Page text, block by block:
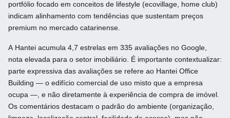
portfólio focado em conceitos de lifestyle (ecovillage, home club)
indicam alinhamento com tendências que sustentam preços
premium no mercado catarinense.
A Hantei acumula 4,7 estrelas em 335 avaliações no Google,
nota elevada para o setor imobiliário. É importante contextualizar:
parte expressiva das avaliações se refere ao Hantei Office
Building — o edifício comercial de uso misto que a empresa
ocupa —, e não diretamente à experiência de compra de imóvel.
Os comentários destacam o padrão do ambiente (organização,